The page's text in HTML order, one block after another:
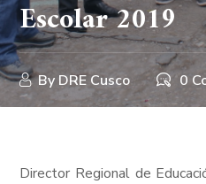
Escolar 2019
By DRE Cusco 0
Director Regional de